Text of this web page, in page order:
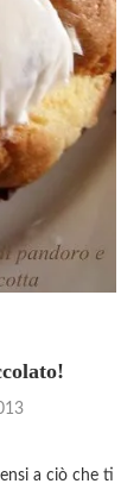
a ciò che ti